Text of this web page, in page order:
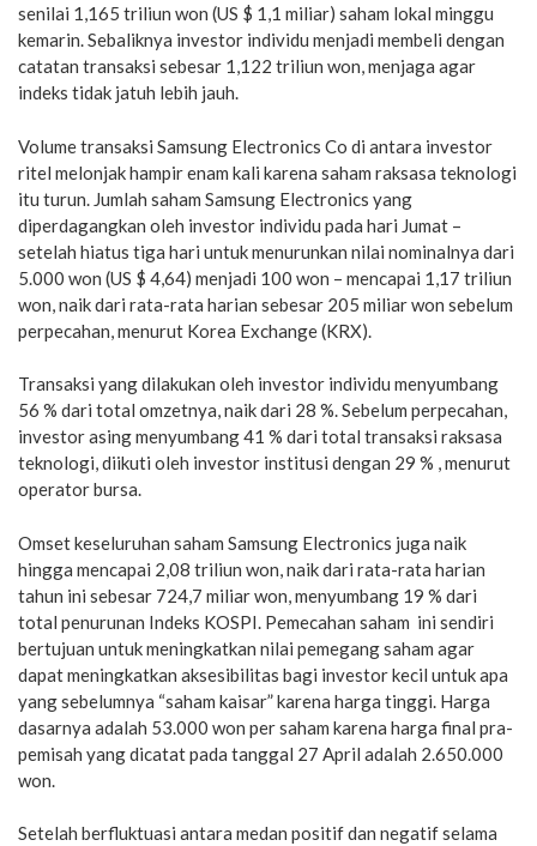
senilai 1,165 triliun won (US $ 1,1 miliar) saham lokal minggu
kemarin. Sebaliknya investor individu menjadi membeli dengan
catatan transaksi sebesar 1,122 triliun won, menjaga agar
indeks tidak jatuh lebih jauh.
Volume transaksi Samsung Electronics Co di antara investor
ritel melonjak hampir enam kali karena saham raksasa teknologi
itu turun. Jumlah saham Samsung Electronics yang
diperdagangkan oleh investor individu pada hari Jumat –
setelah hiatus tiga hari untuk menurunkan nilai nominalnya dari
5.000 won (US $ 4,64) menjadi 100 won – mencapai 1,17 triliun
won, naik dari rata-rata harian sebesar 205 miliar won sebelum
perpecahan, menurut Korea Exchange (KRX).
Transaksi yang dilakukan oleh investor individu menyumbang
56 % dari total omzetnya, naik dari 28 %. Sebelum perpecahan,
investor asing menyumbang 41 % dari total transaksi raksasa
teknologi, diikuti oleh investor institusi dengan 29 % , menurut
operator bursa.
Omset keseluruhan saham Samsung Electronics juga naik
hingga mencapai 2,08 triliun won, naik dari rata-rata harian
tahun ini sebesar 724,7 miliar won, menyumbang 19 % dari
total penurunan Indeks KOSPI. Pemecahan saham ini sendiri
bertujuan untuk meningkatkan nilai pemegang saham agar
dapat meningkatkan aksesibilitas bagi investor kecil untuk apa
yang sebelumnya “saham kaisar” karena harga tinggi. Harga
dasarnya adalah 53.000 won per saham karena harga final pra-
pemisah yang dicatat pada tanggal 27 April adalah 2.650.000
won.
Setelah berfluktuasi antara medan positif dan negatif selama